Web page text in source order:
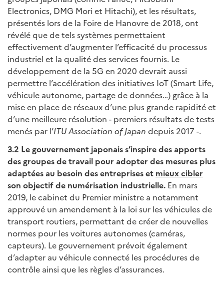
Electronics, DMG Mori et Hitachi), et les résultats,
présentés lors de la Foire de Hanovre de 2018, ont
révélé que de tels systèmes permettaient
effectivement d’augmenter l’efficacité du processus
industriel et la qualité des services fournis. Le
développement de la 5G en 2020 devrait aussi
permettre l’accélération des initiatives IoT (Smart Life,
véhicule autonome, partage de données…) grâce à la
mise en place de réseaux d’une plus grande rapidité et
d’une meilleure résolution - premiers résultats de tests
menés par l’ITU Association of Japan depuis 2017 -.
3.2 Le gouvernement japonais s’inspire des apports
des groupes de travail pour adopter des mesures plus
adaptées au besoin des entreprises et mieux cibler
son objectif de numérisation industrielle. En mars
2019, le cabinet du Premier ministre a notamment
approuvé un amendement à la loi sur les véhicules de
transport routiers, permettant de créer de nouvelles
normes pour les voitures autonomes (caméras,
capteurs). Le gouvernement prévoit également
d’adapter au véhicule connecté les procédures de
contrôle ainsi que les règles d’assurances.